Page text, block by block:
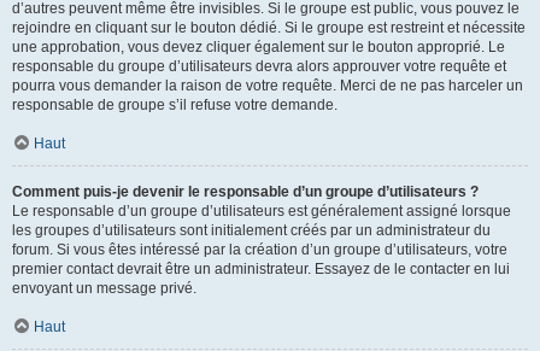
d’autres peuvent même être invisibles. Si le groupe est public, vous pouvez le
rejoindre en cliquant sur le bouton dédié. Si le groupe est restreint et nécessite
une approbation, vous devez cliquer également sur le bouton approprié. Le
responsable du groupe d’utilisateurs devra alors approuver votre requête et
pourra vous demander la raison de votre requête. Merci de ne pas harceler un
responsable de groupe s’il refuse votre demande.
Haut
Comment puis-je devenir le responsable d’un groupe d’utilisateurs ?
Le responsable d’un groupe d’utilisateurs est généralement assigné lorsque
les groupes d’utilisateurs sont initialement créés par un administrateur du
forum. Si vous êtes intéressé par la création d’un groupe d’utilisateurs, votre
premier contact devrait être un administrateur. Essayez de le contacter en lui
envoyant un message privé.
Haut